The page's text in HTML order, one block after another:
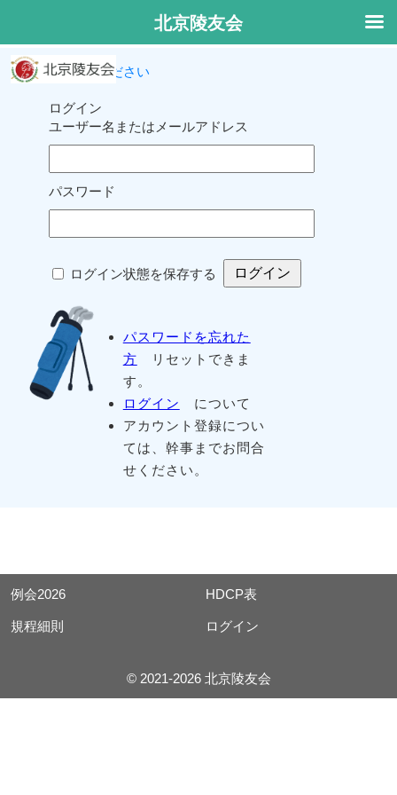
ログインしてください
ログイン
ユーザー名またはメールアドレス
パスワード
ログイン状態を保存する
パスワードを忘れた
方 リセットできま
す。
ログイン
について
アカウント登録につい
ては、幹事までお問合
せください。
例会2026 HDCP表
規程細則 ログイン
© 2021-2026 北京陵友会
北京陵友会